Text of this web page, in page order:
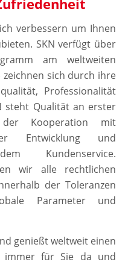
verbessern um Ihnen
SKN verfügt über
am weltweiten
sich durch ihre
Professionalität
steht Qualität an erster
Kooperation mit
Entwicklung und
Kundenservice.
wir alle rechtlichen
der Toleranzen
Parameter und
genießt weltweit einen
immer für Sie da und